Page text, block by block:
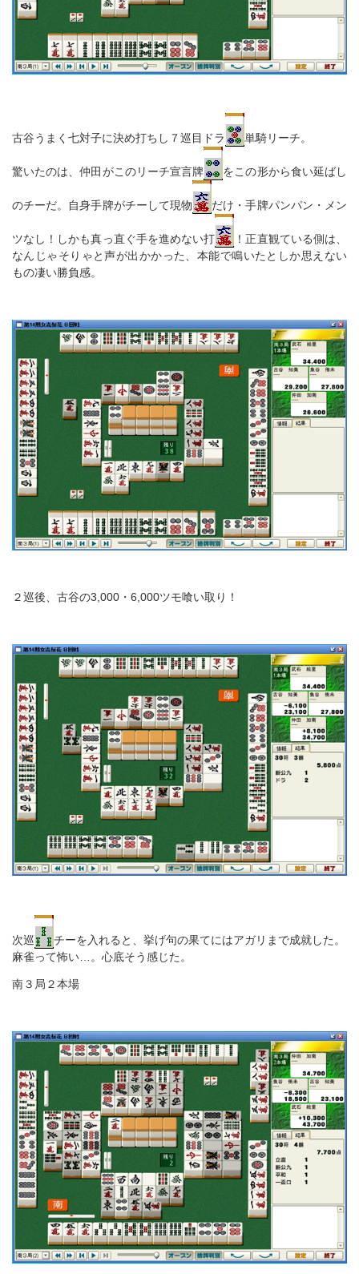
古谷うまく七対子に決め打ちし７巡目ドラ 単騎リーチ。
驚いたのは、仲田がこのリーチ宣言牌 をこの形から食い延ばし
のチーだ。自身手牌がチーして現物 だけ・手牌パンパン・メン
ツなし！しかも真っ直ぐ手を進めない打
！正直観ている側は、
なんじゃそりゃと声が出かかった、本能で鳴いたとしか思えない
もの凄い勝負感。
２巡後、古谷の3,000・6,000ツモ喰い取り！
次巡
チーを入れると、挙げ句の果てにはアガリまで成就した。
麻雀って怖い…。心底そう感じた。
南３局２本場